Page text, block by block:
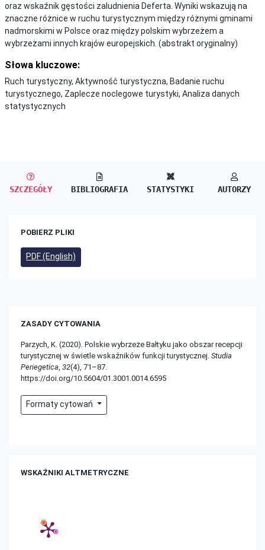
oraz wskaźnik gęstości zaludnienia Deferta. Wyniki wskazują na
znaczne różnice w ruchu turystycznym między różnymi gminami
nadmorskimi w Polsce oraz między polskim wybrzeżem a
wybrzeżami innych krajów europejskich. (abstrakt oryginalny)
Słowa kluczowe:
Ruch turystyczny, Aktywność turystyczna, Badanie ruchu
turystycznego, Zaplecze noclegowe turystyki, Analiza danych
statystycznych
SZCZEGÓŁY BIBLIOGRAFIA STATYSTYKI AUTORZY
POBIERZ PLIKI
PDF (English)
ZASADY CYTOWANIA
Parzych, K. (2020). Polskie wybrzeże Bałtyku jako obszar recepcji
turystycznej w świetle wskaźników funkcji turystycznej. Studia
Periegetica 32(4), 71–87.
https://doi.org/10.5604/01.3001.0014.6595
Formaty cytowań
WSKAŹNIKI ALTMETRYCZNE